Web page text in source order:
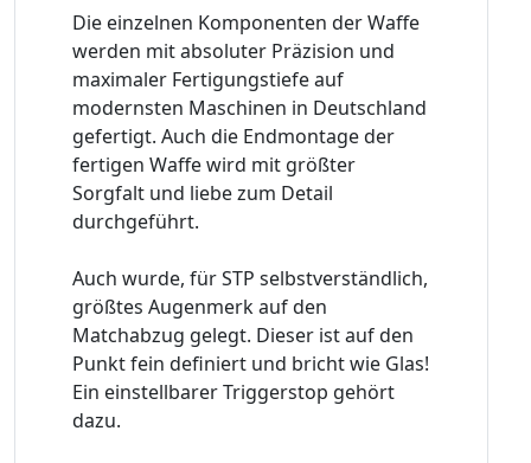
Die einzelnen Komponenten der Waffe
werden mit absoluter Präzision und
maximaler Fertigungstiefe auf
modernsten Maschinen in Deutschland
gefertigt. Auch die Endmontage der
fertigen Waffe wird mit größter
Sorgfalt und liebe zum Detail
durchgeführt.
Auch wurde, für STP selbstverständlich,
größtes Augenmerk auf den
Matchabzug gelegt. Dieser ist auf den
Punkt fein definiert und bricht wie Glas!
Ein einstellbarer Triggerstop gehört
dazu.